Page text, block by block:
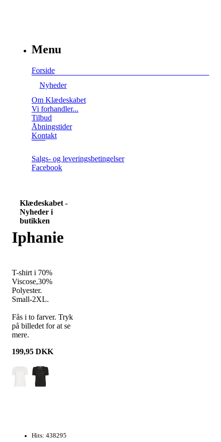
Menu
Forside
Nyheder
Om Klædeskabet
Vi forhandler...
Tilbud
Åbningstider
Kontakt
Salgs- og leveringsbetingelser
Facebook
Klædeskabet -
Nyheder i
butikken
Iphanie
T-shirt i 70%
Viscose,30%
Polyester.
Small-2XL.
Fås i to farver. Tryk
på billedet for at se
mere.
199,95 DKK
Hits: 438295